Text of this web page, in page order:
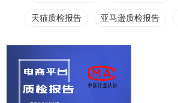
天猫质检报告 亚马逊质检报告